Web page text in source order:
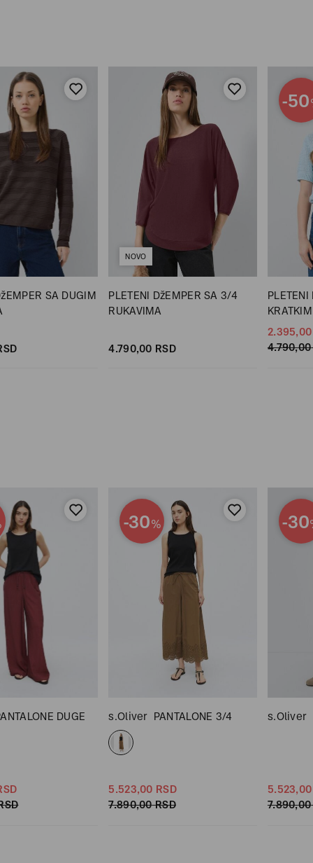
SA DUGIM
NOVO
PLETENI DžEMPER SA 3/4
RUKAVIMA
4.790,00 RSD
-50
2.395,00
4.790,00
DUGE
-30%
s.Oliver PANTALONE 3/4
5.523,00 RSD
7.890,00 RSD
-30
s.Oliver
5.523,00
7.890,00